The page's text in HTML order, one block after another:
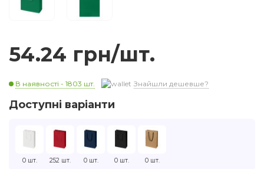
54.24 грн/шт.
В наявності - 1803 шт. Знайшли дешевше?
Доступні варіанти
0 шт. 252 шт. 0 шт. 0 шт. 0 шт.